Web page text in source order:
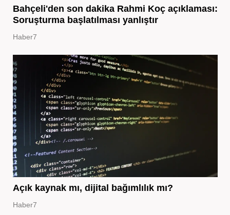
Bahçeli'den son dakika Rahmi Koç açıklaması:
Soruşturma başlatılması yanlıştır
Haber7
Açık kaynak mı, dijital bağımlılık mı?
Haber7